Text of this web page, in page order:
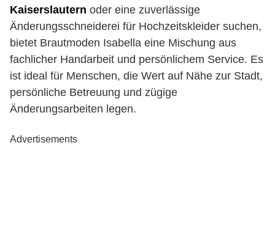
Kaiserslautern oder eine zuverlässige
Änderungsschneiderei für Hochzeitskleider suchen,
bietet Brautmoden Isabella eine Mischung aus
fachlicher Handarbeit und persönlichem Service. Es
ist ideal für Menschen, die Wert auf Nähe zur Stadt,
persönliche Betreuung und zügige
Änderungsarbeiten legen.
Advertisements